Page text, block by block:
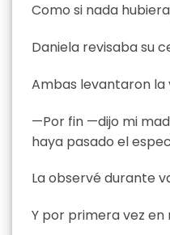
Como si nada
Daniela revisaba su
Ambas levantaron la
—Por fin —dijo mi
haya pasado el
La observé durante
Y por primera vez en